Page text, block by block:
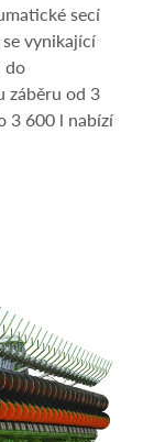
secí
vynikající
do
záběru od 3
3 600 l nabízí